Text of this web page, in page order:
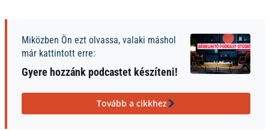
Miközben Ön ezt olvassa, valaki máshol
már kattintott erre:
Gyere hozzánk podcastet készíteni!
Tovább a cikkhez